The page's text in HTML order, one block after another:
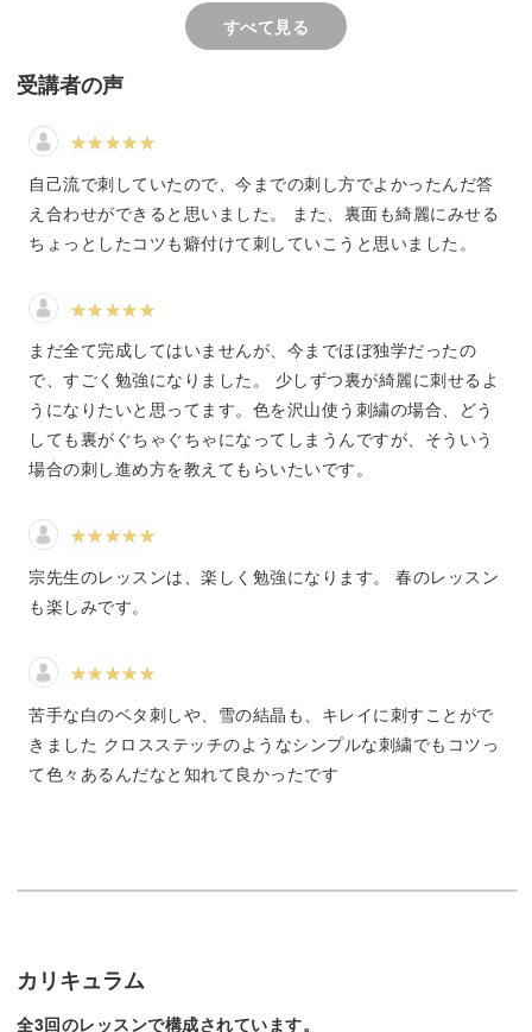
刺繍のことは何もわからないけれど、こんなかわいい冬の
作品が作れたらいいなあ・・・
そう思ってくださったなら、どなたでもぜひチャレンジし
クロスステッチの刺し方、布のカット方法、作品を刺繍枠
のまま仕立てる方法など、この講座だけでさまざまな技術
が習得できますよ♪
初めての方にもわかりやすいように基礎からしっかり説明
しますので、徐々にいろんな作品が作れるようになりま
す。
クロスステッチを学びながら、自分だけのぬくもりある作
品を作ってみませんか？
ストレス解消に！
すべて見る
受講者の声
自己流で刺していたので、今までの刺し方でよかったんだ答
え合わせができると思いました。 また、裏面も綺麗にみせる
ちょっとしたコツも癖付けて刺していこうと思いました。
まだ全て完成してはいませんが、今までほぼ独学だったの
で、すごく勉強になりました。 少しずつ裏が綺麗に刺せるよ
うになりたいと思ってます。色を沢山使う刺繍の場合、どう
しても裏がぐちゃぐちゃになってしまうんですが、そういう
場合の刺し進め方を教えてもらいたいです。
宗先生のレッスンは、楽しく勉強になります。 春のレッスン
も楽しみです。
苦手な白のベタ刺しや、雪の結晶も、キレイに刺すことがで
きました クロスステッチのようなシンプルな刺繍でもコツっ
て色々あるんだなと知れて良かったです
カリキュラム
全3回のレッスンで構成されています。